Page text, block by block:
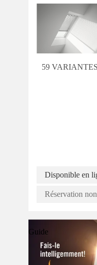
59 VARIANTES
Disponible en
Réservation
Guide